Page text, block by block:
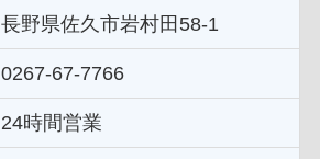
長野県佐久市岩村田58-1
0267-67-7766
24時間営業